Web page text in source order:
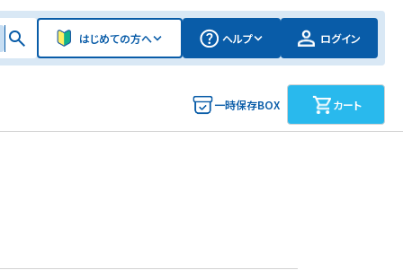
はじめての方へ ヘルプ ログイン
一時保存BOX カート